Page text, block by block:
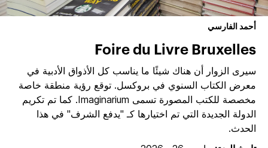
أحمد الفارسي
Foire du Livre Bruxelles
سيرى الزوار أن هناك شيئًا ما يناسب كل الأذواق الأدبية في
معرض الكتاب السنوي في بروكسل. توقع رؤية منطقة خاصة
مخصصة للكتب المصورة تسمى Imaginarium. كما تم تكريم
الدولة الجديدة التي تم اختيارها كـ "يدفع الشرف" في هذا
الحدث.